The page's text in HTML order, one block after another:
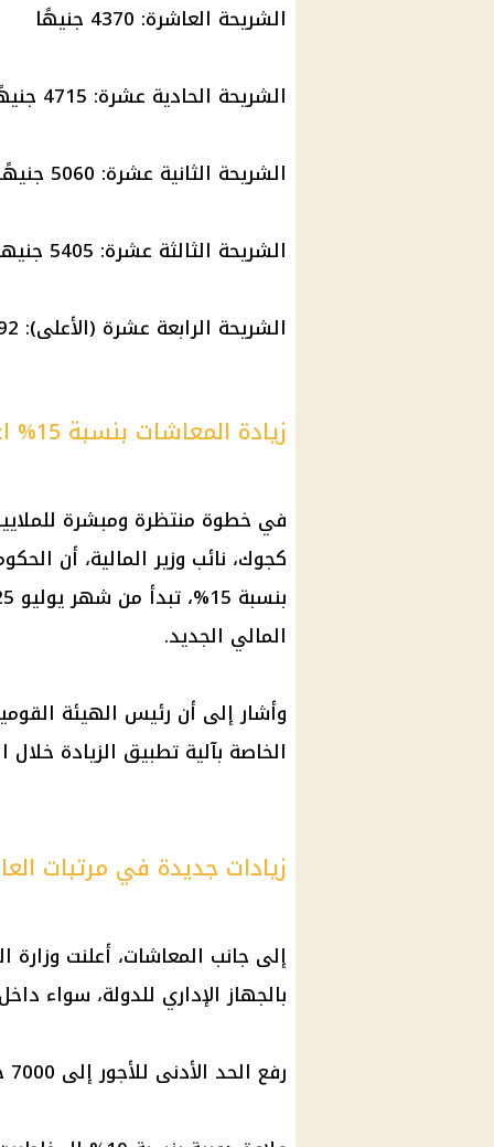
الشريحة العاشرة: 4370 جنيهًا
الشريحة الحادية عشرة: 4715 جنيهًا
الشريحة الثانية عشرة: 5060 جنيهًا
الشريحة الثالثة عشرة: 5405 جنيهات
الشريحة الرابعة عشرة (الأعلى): 11592 جنيهًا
زيادة المعاشات بنسبة 15% اعتبارًا من يوليو المقبل
في خطوة منتظرة ومبشرة
كجوك، نائب وزير المالية، أن
المالي الجديد.
وأشار إلى أن رئيس الهيئة
الخاصة بآلية تطبيق الزيادة خلال
زيادات جديدة في مرتبات
إلى جانب المعاشات، أعلنت
بالجهاز الإداري للدولة، سواء
رفع الحد الأدنى للأجور إلى 7000 جنيه شهريًا، أسوة بالعاملين في القطاع الخاص.